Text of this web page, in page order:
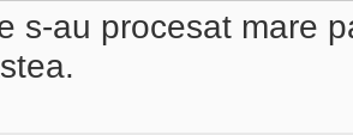
s-au procesat mare